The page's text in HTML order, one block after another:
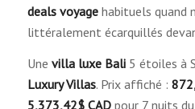
deals voyagehabituels quand
littéralement écarquillés
Une villa luxe Bali5 étoiles à
Luxury Villas. Prix affiché :
5,373,42$ CADpour 7 nuits